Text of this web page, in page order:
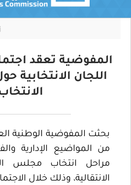
المفوضية تعقد
اللجان الانتخابية
بحثت المفوضية الوطنية
من المواضيع الإدارية
مراحل انتخاب مجلس
الانتقالية، وذلك خلال